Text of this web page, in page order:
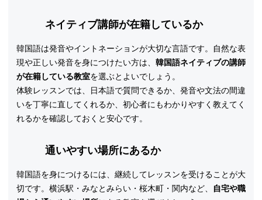
ネイティブ講師が在籍しているか
韓国語は発音やイントネーションが大切な言語です。自然な表
現や正しい発音を身につけたい方は、 韓国語ネイティブの講師
が在籍している教室を選ぶとよいでしょう。
体験レッスンでは、日本語で質問できるか、発音や文法の間違
いを丁寧に直してくれるか、初心者にもわかりやすく教えてく
れるかを確認しておくと安心です。
通いやすい場所にあるか
韓国語を身につけるには、継続してレッスンを受けることが大
切です。横浜駅・みなとみらい・桜木町・関内など、
自宅や職